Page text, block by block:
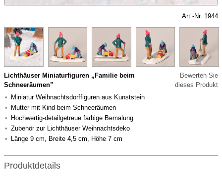
Art.-Nr. 1944
Lichthäuser Miniaturfiguren „Familie beim
Schneeräumen”
Miniatur Weihnachtsdorffiguren aus Kunststein
Mutter mit Kind beim Schneeräumen
Hochwertig-detailgetreue farbige Bemalung
Zubehör zur Lichthäuser Weihnachtsdeko
Länge 9 cm, Breite 4,5 cm, Höhe 7 cm
Bewerten Sie
dieses Produkt
Produktdetails